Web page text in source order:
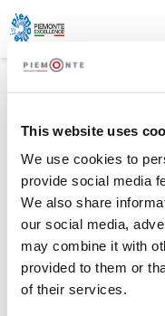
This website uses
We use cookies to
provide social media
We also share
our social media,
may combine it with
provided to them or
of their services.